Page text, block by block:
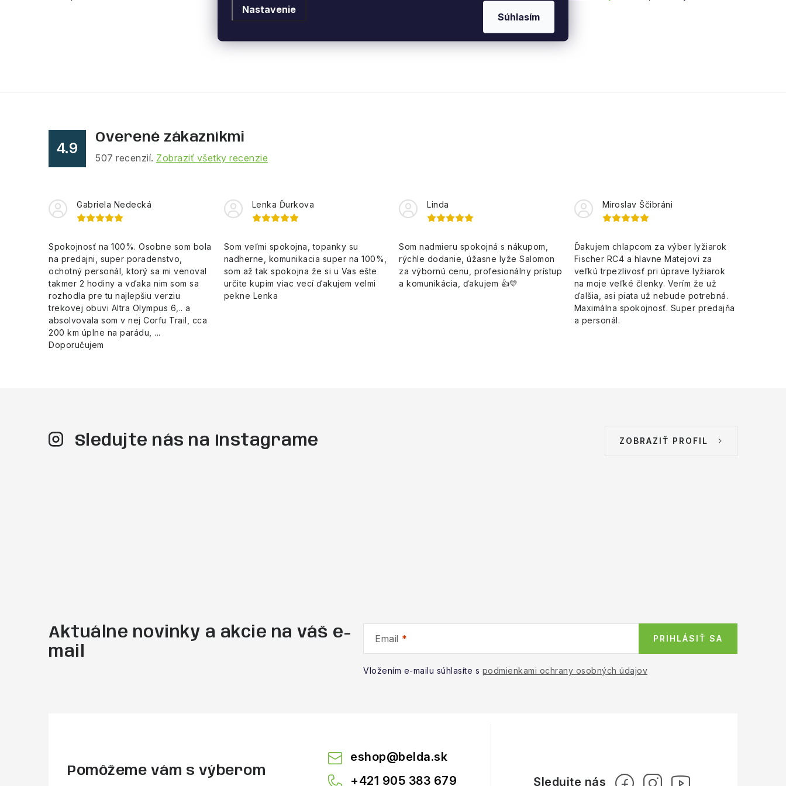
Nastavenie
Súhlasím
4.9
Overené zákazníkmi
507 recenzií. Zobraziť všetky recenzie
Gabriela Nedecká
Spokojnosť na 100%. Osobne som bola
na predajni, super poradenstvo,
ochotný personál, ktorý sa mi venoval
takmer 2 hodiny a vďaka nim som sa
rozhodla pre tu najlepšiu verziu
trekovej obuvi Altra Olympus 6,.. a
absolvovala som v nej Corfu Trail, cca
200 km úplne na parádu, ...
Doporučujem
Lenka Ďurkova
Som veľmi spokojna, topanky su
nadherne, komunikacia super na 100%,
som až tak spokojna že si u Vas ešte
určite kupim viac vecí ďakujem velmi
pekne Lenka
Linda
Som nadmieru spokojná s nákupom,
rýchle dodanie, úžasne lyže Salomon
za výbornú cenu, profesionálny prístup
a komunikácia, ďakujem 👍💛
Miroslav Ščibráni
Ďakujem chlapcom za výber lyžiarok
Fischer RC4 a hlavne Matejovi za
veľkú trpezlivosť pri úprave lyžiarok
na moje veľké členky. Verím že už
ďalšia, asi piata už nebude potrebná.
Maximálna spokojnosť. Super predajňa
a personál.
Sledujte nás na Instagrame ZOBRAZIŤ PROFIL
Aktuálne novinky a akcie na váš e-
mail
Email
Vložením e-mailu súhlasíte s podmienkami ochrany osobných údajov
PRIHLÁSIŤ SA
Pomôžeme vám s výberom
eshop@belda.sk
+421 905 383 679